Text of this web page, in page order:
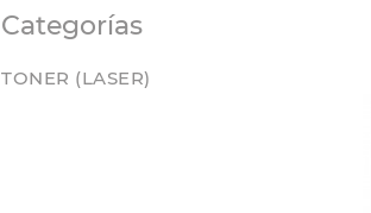
Categorías
TONER (LASER)